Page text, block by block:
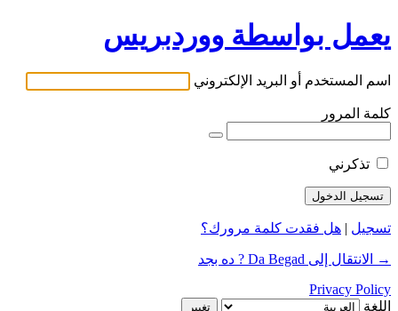
يعمل بواسطة ووردبريس
اسم المستخدم أو البريد الإلكتروني
كلمة المرور
تذكرني
تسجيل | هل فقدت كلمة مرورك؟
→ الانتقال إلى Da Begad ? ده بجد
Privacy Policy
اللغة